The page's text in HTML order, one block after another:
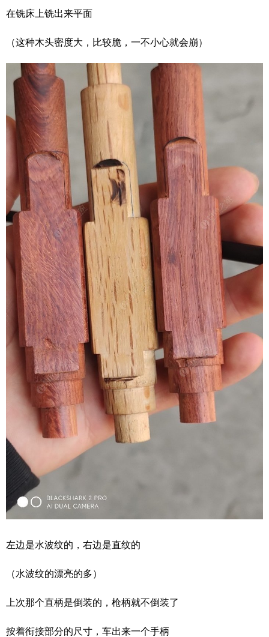
在铣床上铣出来平面
（这种木头密度大，比较脆，一不小心就会崩）
左边是水波纹的，右边是直纹的
（水波纹的漂亮的多）
上次那个直柄是倒装的，枪柄就不倒装了
按着衔接部分的尺寸，车出来一个手柄